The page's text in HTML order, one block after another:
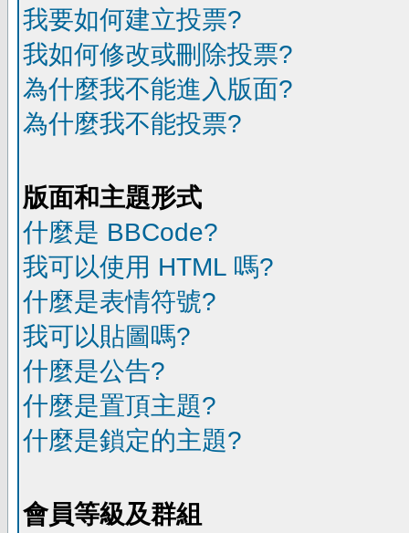
我要如何建立投票?
我如何修改或刪除投票?
為什麼我不能進入版面?
為什麼我不能投票?
版面和主題形式
什麼是 BBCode?
我可以使用 HTML 嗎?
什麼是表情符號?
我可以貼圖嗎?
什麼是公告?
什麼是置頂主題?
什麼是鎖定的主題?
會員等級及群組